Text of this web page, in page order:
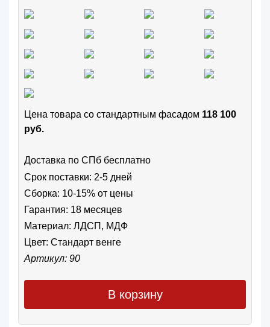
Цена товара cо стандартным фасадом 118 100
руб.
Доставка по СПб бесплатно
Срок поставки: 2-5 дней
Сборка: 10-15% от цены
Гарантия: 18 месяцев
Материал: ЛДСП, МДФ
Цвет: Стандарт венге
Артикул: 90
В корзину